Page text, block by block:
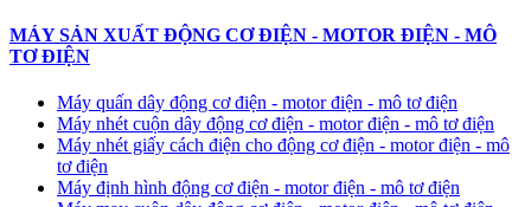
MÁY SẢN XUẤT ĐỘNG CƠ ĐIỆN - MOTOR ĐIỆN - MÔ
TƠ ĐIỆN
Máy quấn dây động cơ điện - motor điện - mô tơ điện
Máy nhét cuộn dây động cơ điện - motor điện - mô tơ điện
Máy nhét giấy cách điện cho động cơ điện - motor điện - mô
tơ điện
Máy định hình động cơ điện - motor điện - mô tơ điện